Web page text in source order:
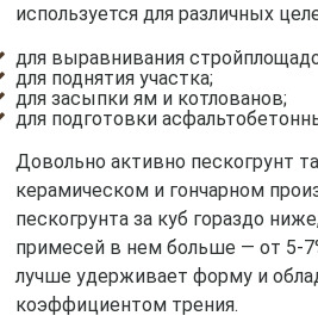
используется для различных
для выравнивания
для поднятия участка;
для засыпки ям и котлованов;
для подготовки
Довольно активно пескогрунт
керамическом и гончарном
пескогрунта за куб гораздо
примесей в нем больше — от 5-
лучше удерживает форму и
коэффициентом трения.